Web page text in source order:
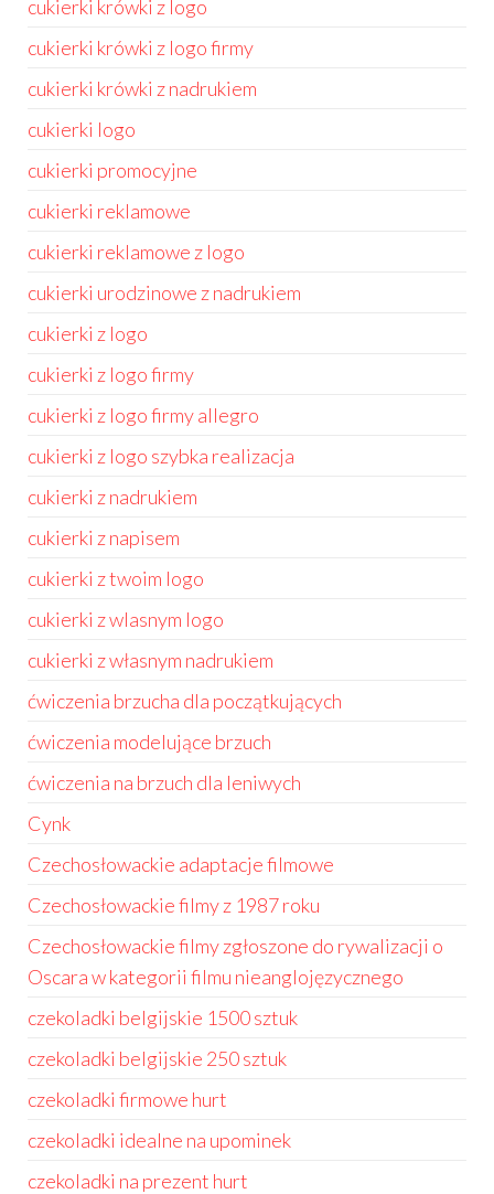
cukierki krówki z logo
cukierki krówki z logo firmy
cukierki krówki z nadrukiem
cukierki logo
cukierki promocyjne
cukierki reklamowe
cukierki reklamowe z logo
cukierki urodzinowe z nadrukiem
cukierki z logo
cukierki z logo firmy
cukierki z logo firmy allegro
cukierki z logo szybka realizacja
cukierki z nadrukiem
cukierki z napisem
cukierki z twoim logo
cukierki z wlasnym logo
cukierki z własnym nadrukiem
ćwiczenia brzucha dla początkujących
ćwiczenia modelujące brzuch
ćwiczenia na brzuch dla leniwych
Cynk
Czechosłowackie adaptacje filmowe
Czechosłowackie filmy z 1987 roku
Czechosłowackie filmy zgłoszone do rywalizacji o
Oscara w kategorii filmu nieanglojęzycznego
czekoladki belgijskie 1500 sztuk
czekoladki belgijskie 250 sztuk
czekoladki firmowe hurt
czekoladki idealne na upominek
czekoladki na prezent hurt